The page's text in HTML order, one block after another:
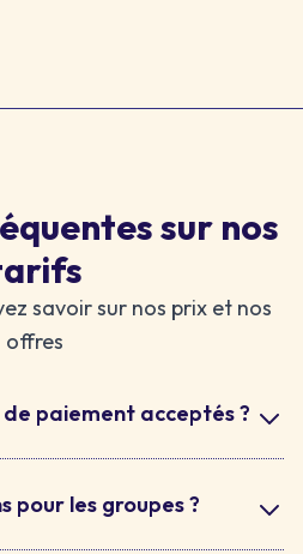
sur nos
savoir sur nos prix et nos
offres
paiement acceptés ?
pour les groupes ?